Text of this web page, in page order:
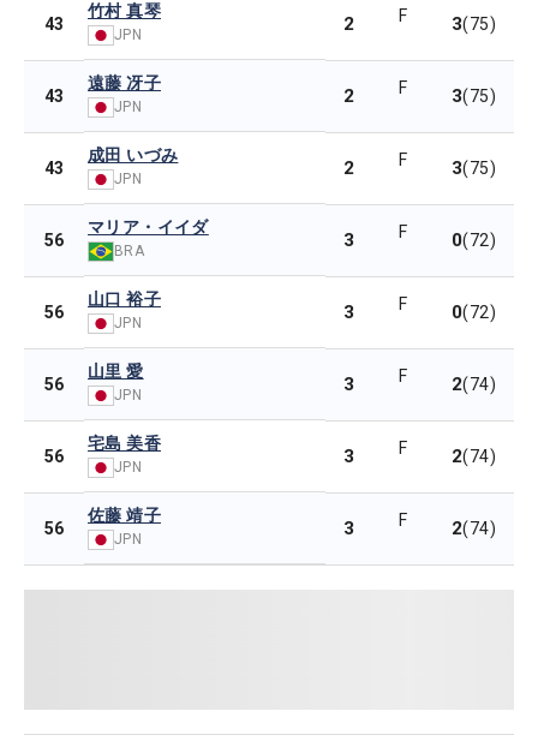
43
竹村 真琴
JPN 2 F 3(75)
43
遠藤 冴子
JPN 2 F 3(75)
43
成田 いづみ
JPN 2 F 3(75)
56
マリア・イイダ
BRA 3 F 0(72)
56
山口 裕子
JPN 3 F 0(72)
56
山里 愛
JPN 3 F 2(74)
56
宅島 美香
JPN 3 F 2(74)
56
佐藤 靖子
JPN 3 F 2(74)